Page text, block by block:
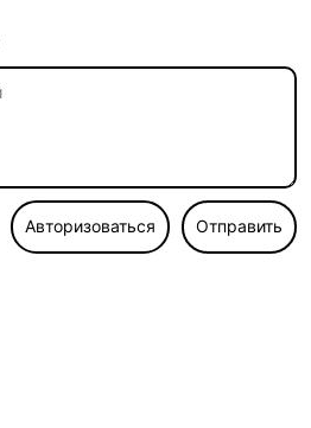
Авторизоваться Отправить